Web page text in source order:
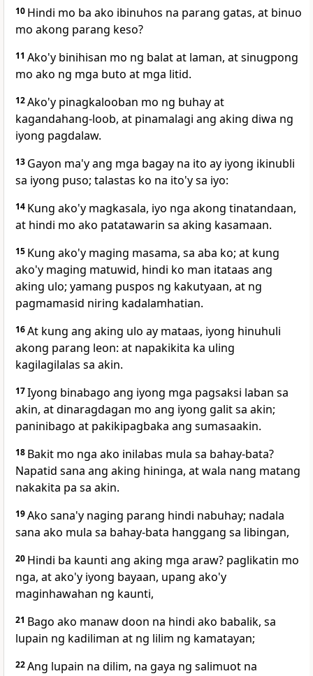
10 Hindi mo ba ako ibinuhos na parang gatas, at binuo
mo akong parang keso?
11 Ako'y binihisan mo ng balat at laman, at sinugpong
mo ako ng mga buto at mga litid.
12Ako'y pinagkalooban mo ng buhay at
kagandahang-loob, at pinamalagi ang aking diwa ng
iyong pagdalaw.
13 Gayon ma'y ang mga bagay na ito ay iyong ikinubli
sa iyong puso; talastas ko na ito'y sa iyo:
14 Kung ako'y magkasala, iyo nga akong tinatandaan,
at hindi mo ako patatawarin sa aking kasamaan.
15 Kung ako'y maging masama, sa aba ko; at kung
ako'y maging matuwid, hindi ko man itataas ang
aking ulo; yamang puspos ng kakutyaan, at ng
pagmamasid niring kadalamhatian.
16At kung ang aking ulo ay mataas, iyong hinuhuli
akong parang leon: at napakikita ka uling
kagilagilalas sa akin.
17Iyong binabago ang iyong mga pagsaksi laban sa
akin, at dinaragdagan mo ang iyong galit sa akin;
paninibago at pakikipagbaka ang sumasaakin.
18 Bakit mo nga ako inilabas mula sa bahay-bata?
Napatid sana ang aking hininga, at wala nang matang
nakakita pa sa akin.
19Ako sana'y naging parang hindi nabuhay; nadala
sana ako mula sa bahay-bata hanggang sa libingan,
20 Hindi ba kaunti ang aking mga araw? paglikatin mo
nga, at ako'y iyong bayaan, upang ako'y
maginhawahan ng kaunti,
21 Bago ako manaw doon na hindi ako babalik, sa
lupain ng kadiliman at ng lilim ng kamatayan;
22Ang lupain na dilim, na gaya ng salimuot na